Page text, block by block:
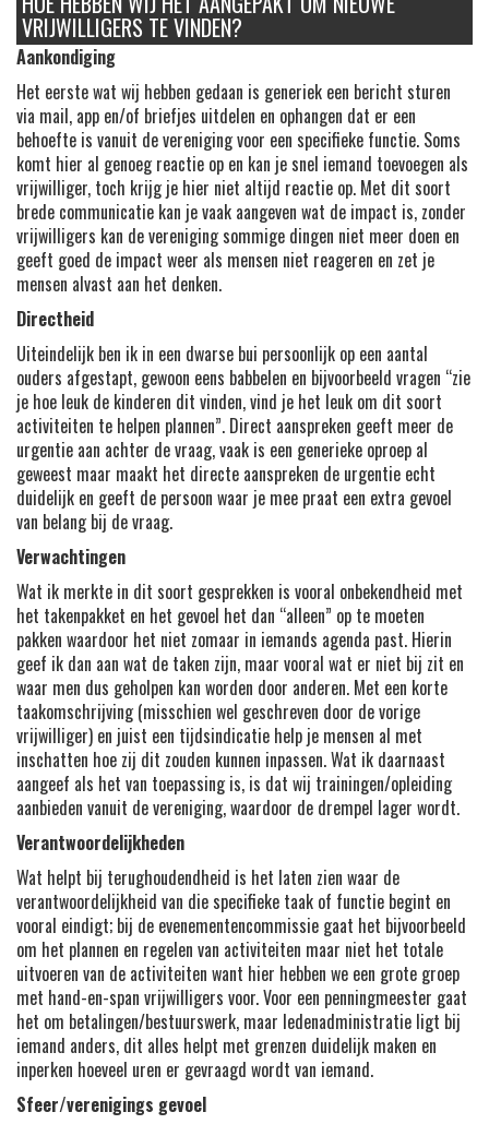
VRIJWILLIGERS TE VINDEN?
Aankondiging
Het eerste wat wij hebben gedaan is generiek een bericht sturen
via mail, app en/of briefjes uitdelen en ophangen dat er een
behoefte is vanuit de vereniging voor een specifieke functie. Soms
komt hier al genoeg reactie op en kan je snel iemand toevoegen als
vrijwilliger, toch krijg je hier niet altijd reactie op. Met dit soort
brede communicatie kan je vaak aangeven wat de impact is, zonder
vrijwilligers kan de vereniging sommige dingen niet meer doen en
geeft goed de impact weer als mensen niet reageren en zet je
mensen alvast aan het denken.
Directheid
Uiteindelijk ben ik in een dwarse bui persoonlijk op een aantal
ouders afgestapt, gewoon eens babbelen en bijvoorbeeld vragen “zie
je hoe leuk de kinderen dit vinden, vind je het leuk om dit soort
activiteiten te helpen plannen”. Direct aanspreken geeft meer de
urgentie aan achter de vraag, vaak is een generieke oproep al
geweest maar maakt het directe aanspreken de urgentie echt
duidelijk en geeft de persoon waar je mee praat een extra gevoel
van belang bij de vraag.
Verwachtingen
Wat ik merkte in dit soort gesprekken is vooral onbekendheid met
het takenpakket en het gevoel het dan “alleen” op te moeten
pakken waardoor het niet zomaar in iemands agenda past. Hierin
geef ik dan aan wat de taken zijn, maar vooral wat er niet bij zit en
waar men dus geholpen kan worden door anderen. Met een korte
taakomschrijving (misschien wel geschreven door de vorige
vrijwilliger) en juist een tijdsindicatie help je mensen al met
inschatten hoe zij dit zouden kunnen inpassen. Wat ik daarnaast
aangeef als het van toepassing is, is dat wij trainingen/opleiding
aanbieden vanuit de vereniging, waardoor de drempel lager wordt.
Verantwoordelijkheden
Wat helpt bij terughoudendheid is het laten zien waar de
verantwoordelijkheid van die specifieke taak of functie begint en
vooral eindigt; bij de evenementencommissie gaat het bijvoorbeeld
om het plannen en regelen van activiteiten maar niet het totale
uitvoeren van de activiteiten want hier hebben we een grote groep
met hand-en-span vrijwilligers voor. Voor een penningmeester gaat
het om betalingen/bestuurswerk, maar ledenadministratie ligt bij
iemand anders, dit alles helpt met grenzen duidelijk maken en
inperken hoeveel uren er gevraagd wordt van iemand.
Sfeer/verenigings gevoel